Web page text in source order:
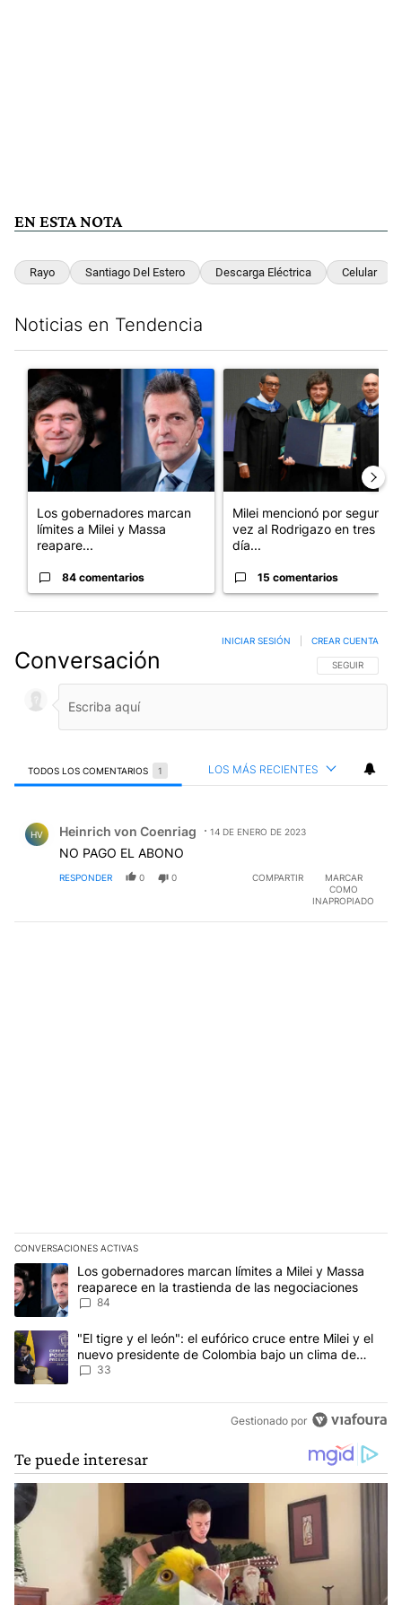
EN ESTA NOTA
Rayo Santiago Del Estero Descarga Eléctrica Celular
Noticias en Tendencia
Un artículo de tendencia con el título "Los gobernadores
Los gobernadores marcan
límites a Milei y Massa
reapare...
84 comentarios
Un artículo de tendencia
Milei mencionó por segunda
vez al Rodrigazo en tres
día...
15 comentarios
Conversación SIGA ESTA
SEGUIR
INICIAR SESIÓN CREAR CUENTA
TODOS LOS COMENTARIOS 1 LOS MÁS RECIENTES
HV Heinrich von Coenriag 14 DE ENERO DE 2023
NO PAGO EL ABONO
RESPONDER 0 0 COMPARTIR
MARCAR
COMO
INAPROPIADO
CONVERSACIONES ACTIVAS
Este listado muestra los artículos con más comentarios en los
Un artículo de tendencia con el título "Los gobernadores
Los gobernadores marcan límites a Milei y Massa
reaparece en la trastienda de las negociaciones
84
Un artículo de tendencia con el título ""El tigre y el león": el
"El tigre y el león": el eufórico cruce entre Milei y el
nuevo presidente de Colombia bajo un clima de
máxima tensión
33
Gestionado por